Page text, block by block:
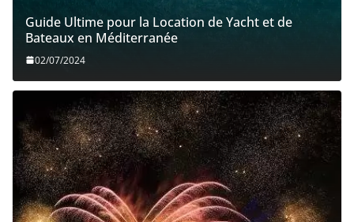
Guide Ultime pour la Location de Yacht et de
Bateaux en Méditerranée
02/07/2024